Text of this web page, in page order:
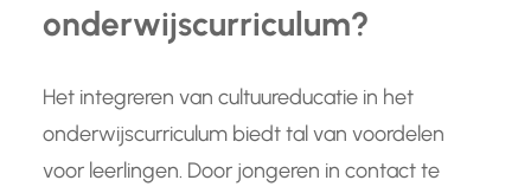
onderwijscurriculum?
Het integreren van cultuureducatie in het
onderwijscurriculum biedt tal van voordelen
voor leerlingen. Door jongeren in contact te